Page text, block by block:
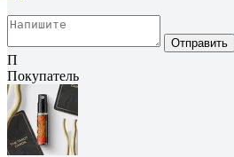
Отправить
П
Покупатель